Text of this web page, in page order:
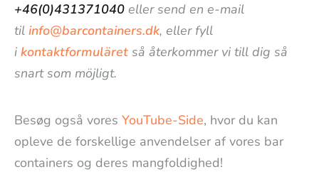
+46(0)431371040 eller send en e-mail
til info@barcontainers.dk, eller fyll
i kontaktformuläret så återkommer vi till dig så
snart som möjligt.
Besøg også vores YouTube-Side, hvor du kan
opleve de forskellige anvendelser af vores bar
containers og deres mangfoldighed!